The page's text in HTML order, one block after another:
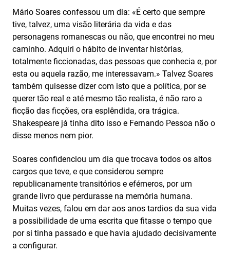
Mário Soares confessou um dia: «É certo que sempre
tive, talvez, uma visão literária da vida e das
personagens romanescas ou não, que encontrei no meu
caminho. Adquiri o hábito de inventar histórias,
totalmente ficcionadas, das pessoas que conhecia e, por
esta ou aquela razão, me interessavam.» Talvez Soares
também quisesse dizer com isto que a política, por se
querer tão real e até mesmo tão realista, é não raro a
ficção das ficções, ora esplêndida, ora trágica.
Shakespeare já tinha dito isso e Fernando Pessoa não o
disse menos nem pior.
Soares confidenciou um dia que trocava todos os altos
cargos que teve, e que considerou sempre
republicanamente transitórios e efémeros, por um
grande livro que perdurasse na memória humana.
Muitas vezes, falou em dar aos anos tardios da sua vida
a possibilidade de uma escrita que fitasse o tempo que
por si tinha passado e que havia ajudado decisivamente
a configurar.